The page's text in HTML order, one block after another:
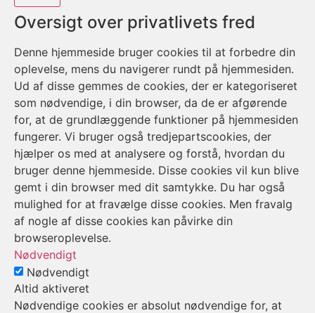
Oversigt over privatlivets fred
Denne hjemmeside bruger cookies til at forbedre din
oplevelse, mens du navigerer rundt på hjemmesiden.
Ud af disse gemmes de cookies, der er kategoriseret
som nødvendige, i din browser, da de er afgørende
for, at de grundlæggende funktioner på hjemmesiden
fungerer. Vi bruger også tredjepartscookies, der
hjælper os med at analysere og forstå, hvordan du
bruger denne hjemmeside. Disse cookies vil kun blive
gemt i din browser med dit samtykke. Du har også
mulighed for at fravælge disse cookies. Men fravalg
af nogle af disse cookies kan påvirke din
browseroplevelse.
Nødvendigt
Nødvendigt
Altid aktiveret
Nødvendige cookies er absolut nødvendige for, at